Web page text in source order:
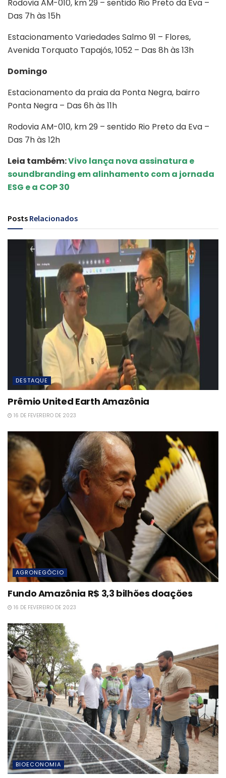
Rodovia AM-010, km 29 – sentido Rio Preto da Eva –
Das 7h às 15h
Estacionamento Variedades Salmo 91 – Flores,
Avenida Torquato Tapajós, 1052 – Das 8h às 13h
Domingo
Estacionamento da praia da Ponta Negra, bairro
Ponta Negra – Das 6h às 11h
Rodovia AM-010, km 29 – sentido Rio Preto da Eva –
Das 7h às 12h
Leia também:Vivo lança nova assinatura e
soundbranding em alinhamento com a jornada
ESG e a COP 30
Posts Relacionados
DESTAQUE
Prêmio United Earth Amazônia
16 DE FEVEREIRO DE 2023
AGRONEGÓCIO
Fundo Amazônia R$ 3,3 bilhões doações
16 DE FEVEREIRO DE 2023
BIOECONOMIA